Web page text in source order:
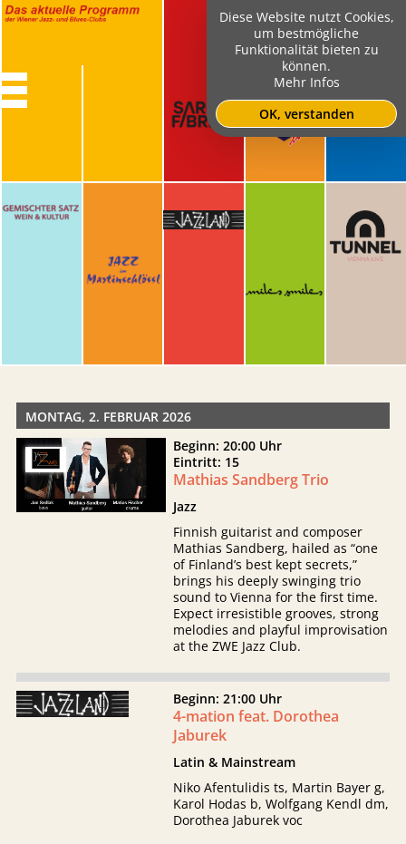
MONTAG, 2. FEBRUAR 2026
Beginn: 20:00 Uhr
Eintritt: 15
Mathias Sandberg Trio
Jazz
Finnish guitarist and composer
Mathias Sandberg, hailed as “one
of Finland’s best kept secrets,”
brings his deeply swinging trio
sound to Vienna for the first time.
Expect irresistible grooves, strong
melodies and playful improvisation
at the ZWE Jazz Club.
Beginn: 21:00 Uhr
4-mation feat. Dorothea
Jaburek
Latin & Mainstream
Niko Afentulidis ts, Martin Bayer g,
Karol Hodas b, Wolfgang Kendl dm,
Dorothea Jaburek voc
Diese Website nutzt Cookies,
um bestmögliche
Funktionalität bieten zu
können.
Mehr Infos
OK, verstanden